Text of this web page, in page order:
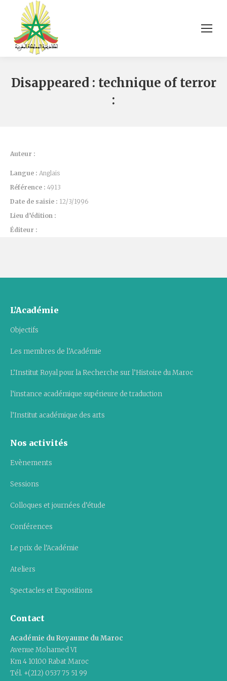
Disappeared : technique of terror
:
Auteur :
Langue : Anglais
Référence : 4913
Date de saisie : 12/3/1996
Lieu d’édition :
Éditeur :
L’Académie
Objectifs
Les membres de l’Académie
L’Institut Royal pour la Recherche sur l’Histoire du Maroc
l’instance académique supérieure de traduction
l’Institut académique des arts
Nos activités
Evènements
Sessions
Colloques et journées d’étude
Conférences
Le prix de l’Académie
Ateliers
Spectacles et Expositions
Contact
Académie du Royaume du Maroc
Avenue Mohamed VI
Km 4 10100 Rabat Maroc
Tél. +(212) 0537 75 51 99